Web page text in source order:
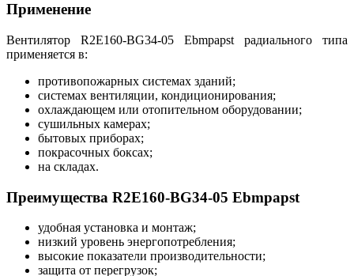
Применение
Вентилятор R2E160-BG34-05 Ebmpapst радиального типа
применяется в:
противопожарных системах зданий;
системах вентиляции, кондиционирования;
охлаждающем или отопительном оборудовании;
сушильных камерах;
бытовых приборах;
покрасочных боксах;
на складах.
Преимущества R2E160-BG34-05 Ebmpapst
удобная установка и монтаж;
низкий уровень энергопотребления;
высокие показатели производительности;
защита от перегрузок;